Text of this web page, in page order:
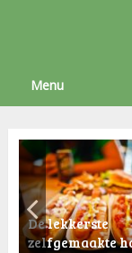
Menu
De lekkerste
zelfgemaakte